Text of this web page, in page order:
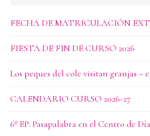
FECHA DE MATRICULACIÓN
FIESTA DE FIN DE CURSO 2026
Los peques del cole visitan granjas –
CALENDARIO CURSO 2026-27
6º EP: Pasapalabra en el Centro de Día